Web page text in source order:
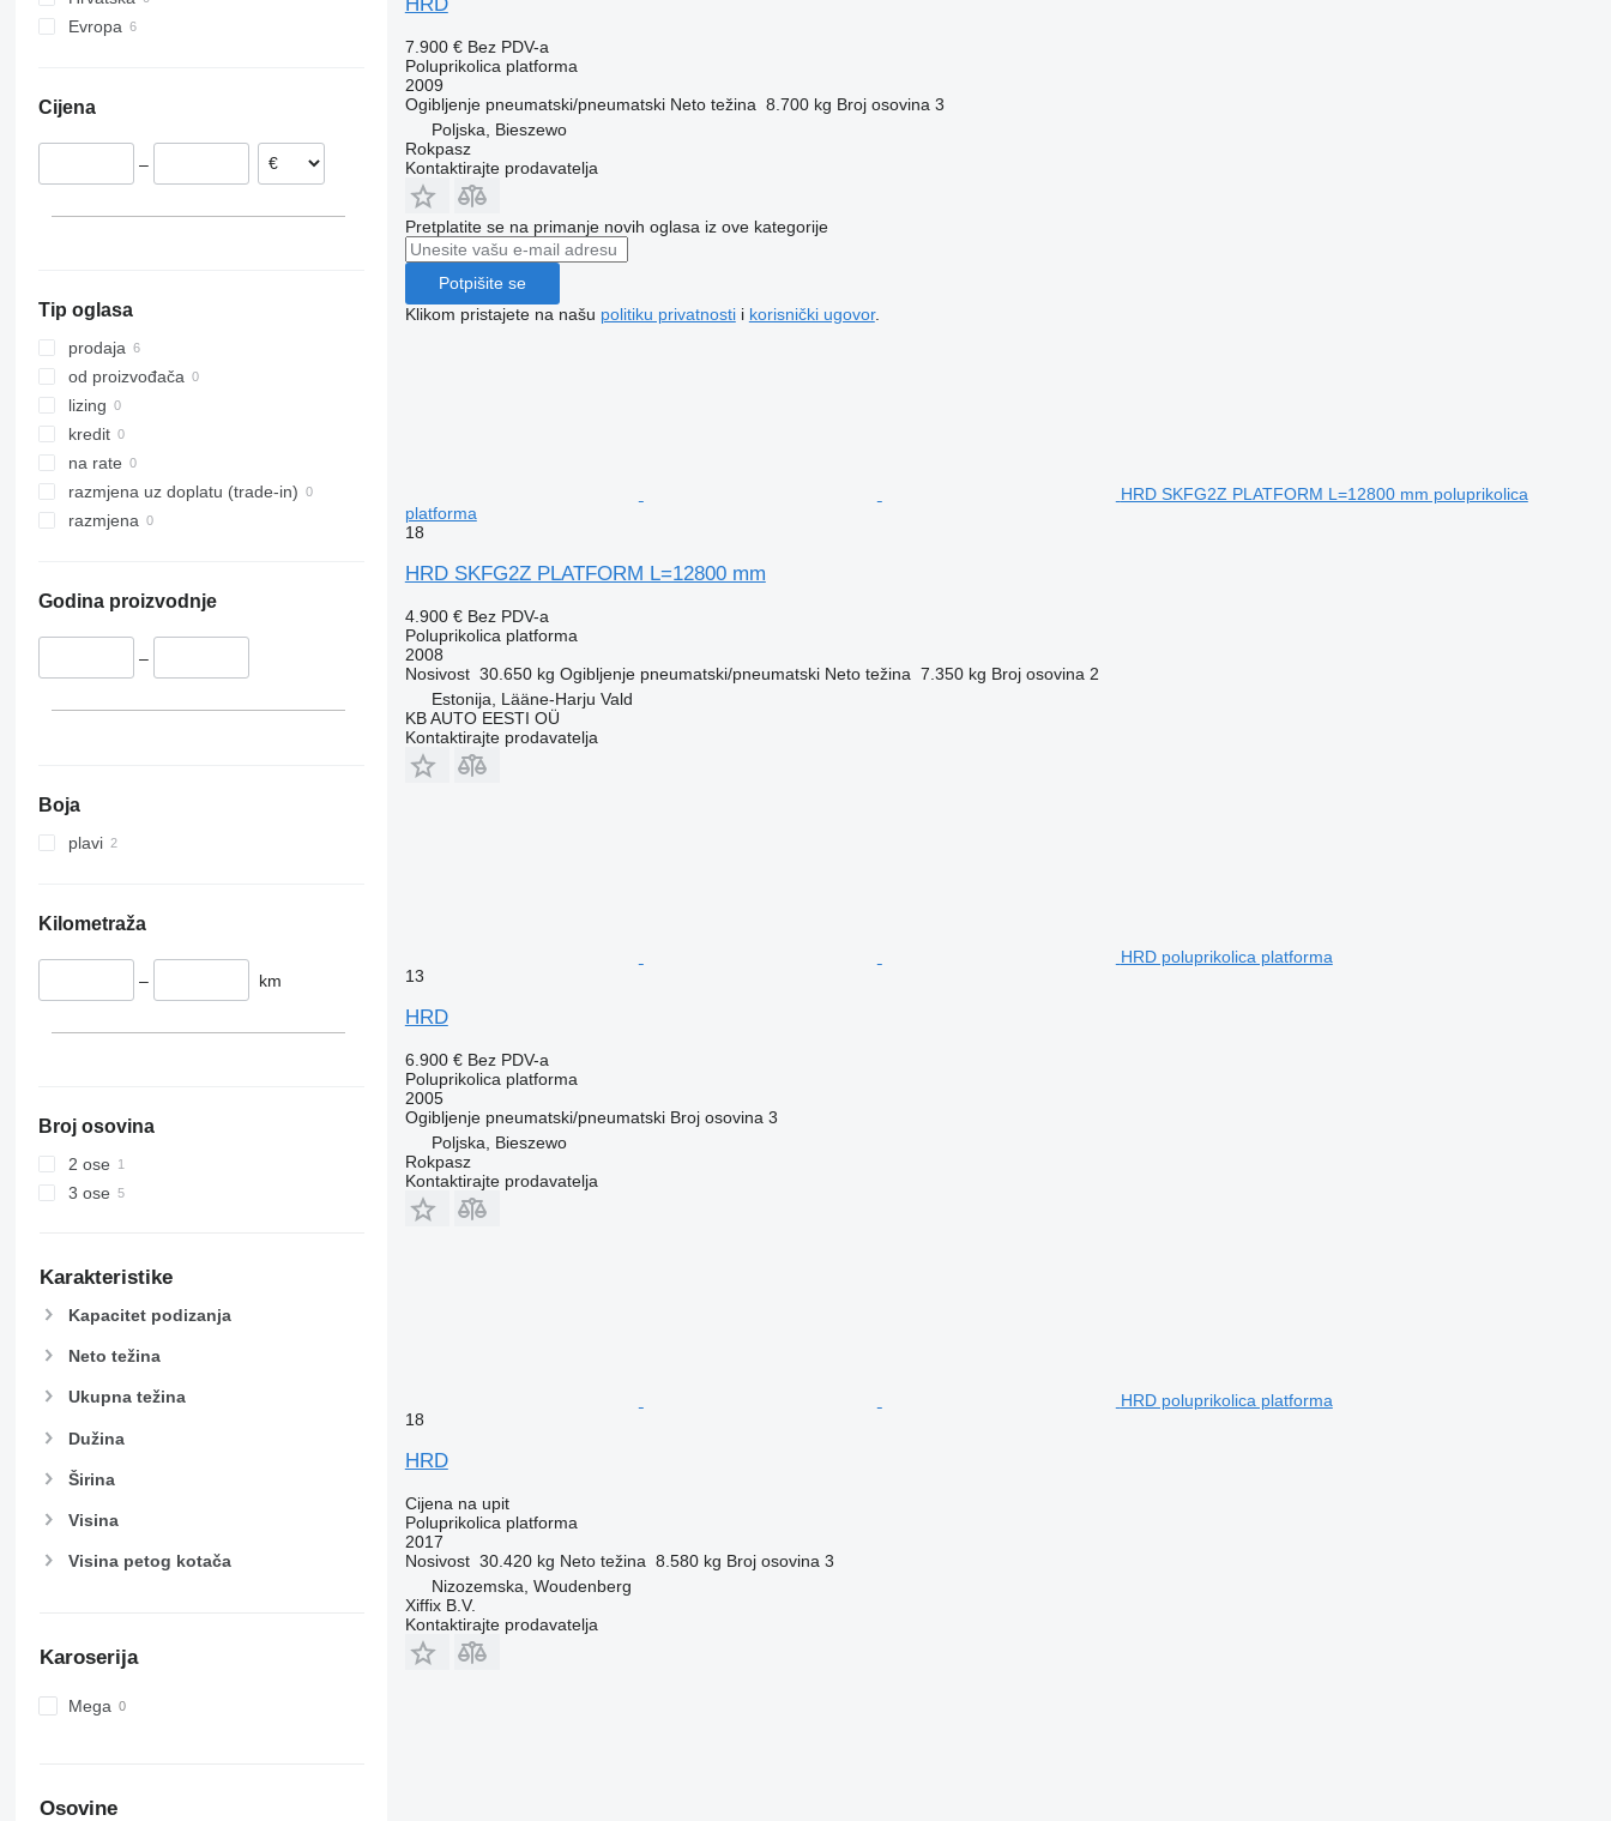
Evropa
Cijena
–
Tip oglasa
prodaja
od proizvođača
lizing
kredit
na rate
razmjena uz doplatu (trade-in)
razmjena
Godina proizvodnje
–
Boja
plavi
Kilometraža
– km
Broj osovina
2 ose
3 ose
Karakteristike
Kapacitet podizanja
Neto težina
Ukupna težina
Dužina
Širina
Visina
Visina petog kotača
Karoserija
Mega
Osovine
7.900 € Bez PDV-a
Poluprikolica platforma
2009
Ogibljenje pneumatski/pneumatski Neto težina 8.700 kg Broj osovina 3
Poljska, Bieszewo
Rokpasz
Kontaktirajte prodavatelja
Pretplatite se na primanje novih oglasa iz ove kategorije
Potpišite se
Klikom pristajete na našu politiku privatnostii korisnički ugovor.
HRD SKFG2Z PLATFORM L=12800 mm poluprikolica
platforma
18
HRD SKFG2Z PLATFORM L=12800 mm
4.900 € Bez PDV-a
Poluprikolica platforma
2008
Nosivost 30.650 kg Ogibljenje pneumatski/pneumatski Neto težina 7.350 kg Broj osovina 2
Estonija, Lääne-Harju Vald
KB AUTO EESTI OÜ
Kontaktirajte prodavatelja
HRD poluprikolica platforma
13
HRD
6.900 € Bez PDV-a
Poluprikolica platforma
2005
Ogibljenje pneumatski/pneumatski Broj osovina 3
Poljska, Bieszewo
Rokpasz
Kontaktirajte prodavatelja
HRD poluprikolica platforma
18
HRD
Cijena na upit
Poluprikolica platforma
2017
Nosivost 30.420 kg Neto težina 8.580 kg Broj osovina 3
Nizozemska, Woudenberg
Xiffix B.V.
Kontaktirajte prodavatelja